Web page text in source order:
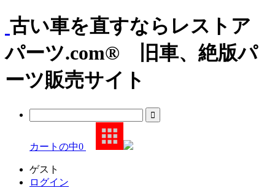
古い車を直すならレストア
パーツ.com® 旧車、絶版パ
ーツ販売サイト
カートの中0
ゲスト
ログイン